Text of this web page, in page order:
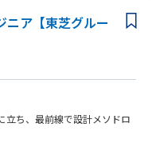
わせ
るかを技術的に確認
援
装
み直接改善を実施
験
書きレベルでも構いません）
ある方
につなげられる方
を進められる方
組める方
ニア【東芝グルー
ち、最前線で設計メソドロ